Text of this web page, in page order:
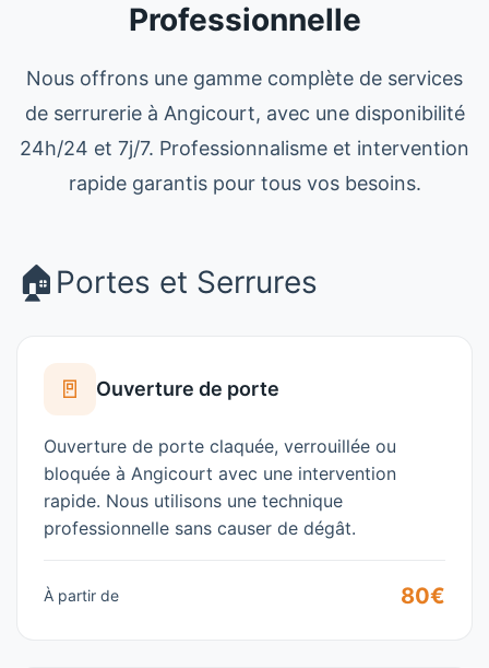
Professionnelle
Nous offrons une gamme complète de services
de serrurerie à Angicourt, avec une disponibilité
24h/24 et 7j/7. Professionnalisme et intervention
rapide garantis pour tous vos besoins.
🏠 Portes et Serrures
🚪 Ouverture de porte
Ouverture de porte claquée, verrouillée ou
bloquée à Angicourt avec une intervention
rapide. Nous utilisons une technique
professionnelle sans causer de dégât.
À partir de 80€